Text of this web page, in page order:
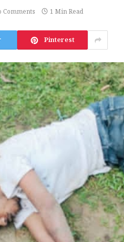
Comments 1 Min Read
Pinterest